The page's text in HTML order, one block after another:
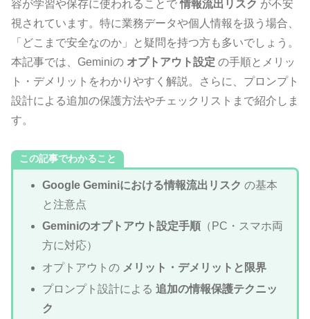
容が学習や保存に使われることで情報流出リスク が不安
視されています。特に業務データや個人情報を扱う場合、
「どこまで安全なのか」と疑問を持つ方も多いでしょう。
本記事では、Geminiの オプトアウト設定 の手順とメリッ
ト・デメリットをわかりやすく解説。さらに、プロンプト
設計による追加の保護方法やチェックリストまで紹介しま
す。
この記事でわかること
Google Geminiにおける情報流出リスク の基本
と注意点
Geminiのオプトアウト設定手順 （PC・スマホ両
方に対応）
オプトアウトの メリット・デメリットと限界
プロンプト設計による 追加の情報保護テクニッ
ク